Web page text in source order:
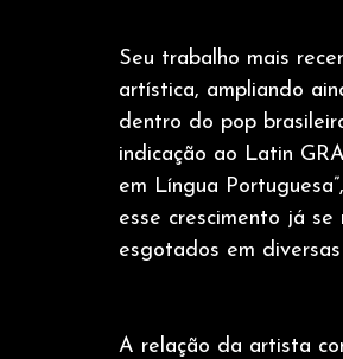
Seu trabalho mais
artística, ampliando
dentro do pop
indicação ao Latin
em Língua
esse crescimento já
esgotados em
A relação da artista